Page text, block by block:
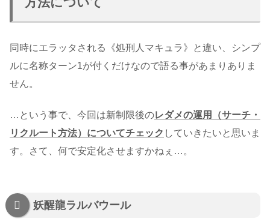
同時にエラッタされる《処刑人マキュラ》と違い、シンプ
ルに名称ターン1が付くだけなので語る事があまりありま
せん。
…という事で、今回は新制限後のレダメの運用（サーチ・
リクルート方法）についてチェック していきたいと思いま
す。さて、何で安定化させますかねぇ…。
妖醒龍ラルバウール